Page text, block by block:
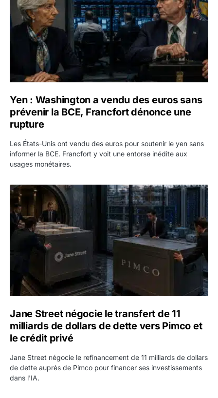
Yen : Washington a vendu des euros sans
prévenir la BCE, Francfort dénonce une
rupture
Les États-Unis ont vendu des euros pour soutenir le yen sans
informer la BCE. Francfort y voit une entorse inédite aux
usages monétaires.
Jane Street négocie le transfert de 11 milliards de
Jane Street négocie le transfert de 11
milliards de dollars de dette vers Pimco et
le crédit privé
Jane Street négocie le refinancement de 11 milliards de dollars
de dette auprès de Pimco pour financer ses investissements
dans l'IA.